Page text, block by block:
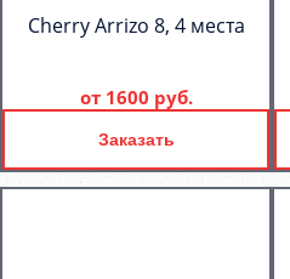
Cherry Arrizo 8, 4 места
от 1600 руб.
Заказать